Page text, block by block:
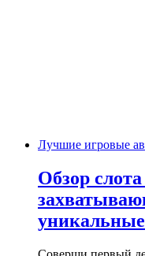
Лучшие игровые
Обзор